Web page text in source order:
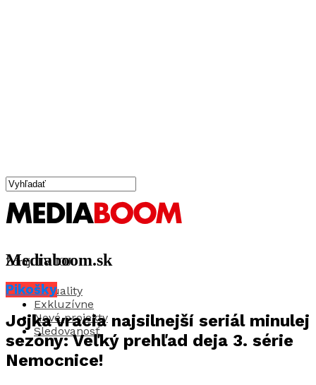
Mediaboom.sk
Aktuality
Exkluzívne
Nové projekty
Sledovanosť
Zdroj: TV JOJ
Pikošky
Jojka vracia najsilnejší seriál minulej
sezóny: Veľký prehľad deja 3. série
Nemocnice!